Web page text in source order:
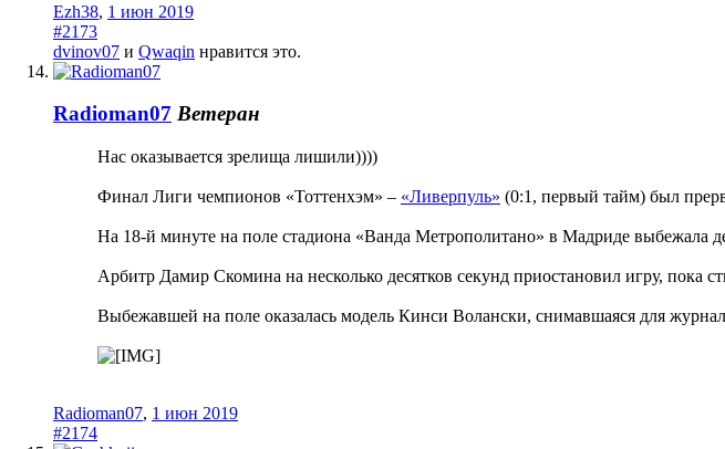
Ezh38, 1 июн 2019
#2173
dvinov07 и Qwaqin нравится это.
Radioman07 Ветеран
Нас оказывается зрелища лишили))))
Финал Лиги чемпионов «Тоттенхэм» – «Ливерпуль» (0:1, первый тайм) был
На 18-й минуте на поле стадиона «Ванда Метрополитано» в Мадриде выбежала
Арбитр Дамир Скомина на несколько десятков секунд приостановил игру, пока
Выбежавшей на поле оказалась модель Кинси Волански, снимавшаяся для
Radioman07, 1 июн 2019
#2174